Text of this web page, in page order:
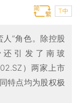
T中
”角色。除控股
引发了南玻
）两家上市
特点均为股权极